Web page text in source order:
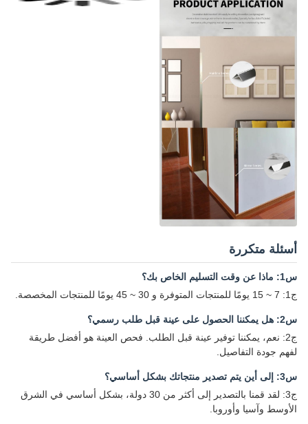
أسئلة متكررة
س1: ماذا عن وقت التسليم الخاص بك؟
ج1: 7 ~ 15 يومًا للمنتجات المتوفرة و 30 ~ 45 يومًا للمنتجات المخصصة.
س2: هل يمكننا الحصول على عينة قبل طلب رسمي؟
ج2: نعم، يمكننا توفير عينة قبل الطلب. فحص العينة هو أفضل طريقة
لفهم جودة التفاصيل.
س3: إلى أين يتم تصدير منتجاتك بشكل أساسي؟
ج3: لقد قمنا بالتصدير إلى أكثر من 30 دولة، بشكل أساسي في الشرق
الأوسط وآسيا وأوروبا.